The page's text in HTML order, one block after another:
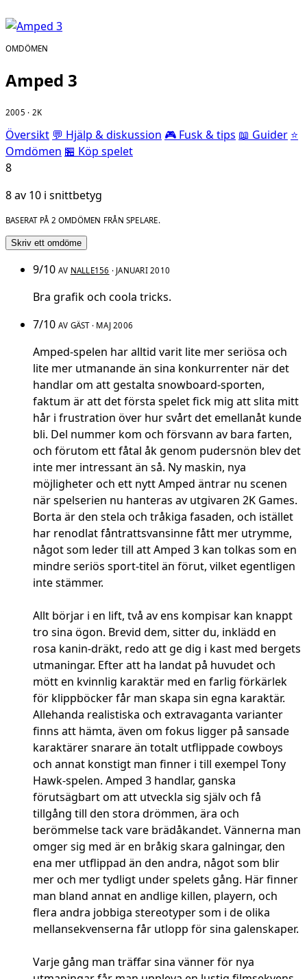
OMDÖMEN
Amped 3
2005 · 2K
Översikt 💬 Hjälp & diskussion 🎮 Fusk & tips 📖 Guider ⭐
Omdömen 🏪 Köp spelet
8
8 av 10 i snittbetyg
BASERAT PÅ 2 OMDÖMEN FRÅN SPELARE.
Skriv ett omdöme
9/10 AV NALLE156 · JANUARI 2010
Bra grafik och coola tricks.
7/10 AV GÄST · MAJ 2006
Amped-spelen har alltid varit lite mer seriösa och
lite mer utmanande än sina konkurrenter när det
handlar om att gestalta snowboard-sporten,
faktum är att det första spelet fick mig att slita mitt
hår i frustration över hur svårt det emellanåt kunde
bli. Del nummer kom och försvann av bara farten,
och förutom ett fåtal åk genom pudersnön blev det
inte mer intressant än så. Ny maskin, nya
möjligheter och ett nytt Amped äntrar nu scenen
när spelserien nu hanteras av utgivaren 2K Games.
Borta är den stela och tråkiga fasaden, och istället
har renodlat fåntrattsvansinne fått mer utrymme,
något som leder till att Amped 3 kan tolkas som en
mindre seriös sport-titel än förut, vilket egentligen
inte stämmer.
Allt börjar i en lift, två av ens kompisar kan knappt
tro sina ögon. Brevid dem, sitter du, inklädd en
rosa kanin-dräkt, redo att ge dig i kast med bergets
utmaningar. Efter att ha landat på huvudet och
mött en kvinnlig karaktär med en farlig förkärlek
för klippböcker får man skapa sin egna karaktär.
Allehanda realistiska och extravaganta varianter
finns att hämta, även om fokus ligger på sansade
karaktärer snarare än totalt utflippade cowboys
och annat konstigt man finner i till exempel Tony
Hawk-spelen. Amped 3 handlar, ganska
förutsägbart om att utveckla sig själv och få
tillgång till den stora drömmen, ära och
berömmelse tack vare brädåkandet. Vännerna man
omger sig med är en bråkig skara galningar, den
ena mer utflippad än den andra, något som blir
mer och mer tydligt under spelets gång. Här finner
man bland annat en andlige killen, playern, och
flera andra jobbiga stereotyper som i de olika
mellansekvenserna får utlopp för sina galenskaper.
Varje gång man träffar sina vänner för nya